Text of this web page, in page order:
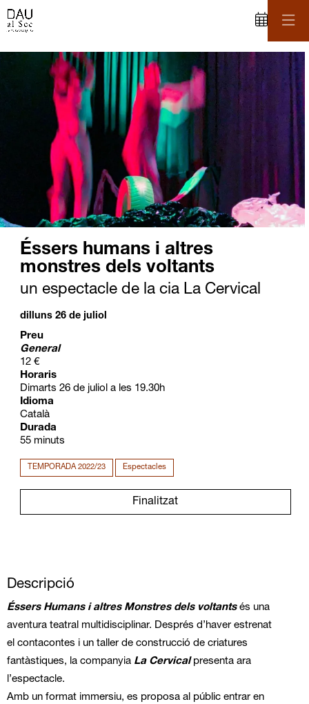
1 de 1
Éssers humans i altres
monstres dels voltants
un espectacle de la cia La Cervical
dilluns 26 de juliol
Preu
General
12 €
Horaris
Dimarts 26 de juliol a les 19.30h
Idioma
Català
Durada
55 minuts
TEMPORADA 2022/23 Espectacles
Finalitzat
Descripció
Éssers Humans i altres Monstres dels voltantsés una
aventura teatral multidisciplinar. Després d’haver estrenat
el contacontes i un taller de construcció de criatures
fantàstiques, la companyia La Cervicalpresenta ara
l’espectacle.
Amb un format immersiu, es proposa al públic entrar en